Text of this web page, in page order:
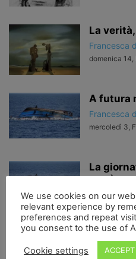
La
Francesca
domenica 14,
A futura
Francesca
mercoledì 3,
La
verrà
Francesca
lunedì 1,
Francesca
We use cookies on our
relevant experience by
preferences and repeat
you consent to the use of
Cookie settings ACCEPT